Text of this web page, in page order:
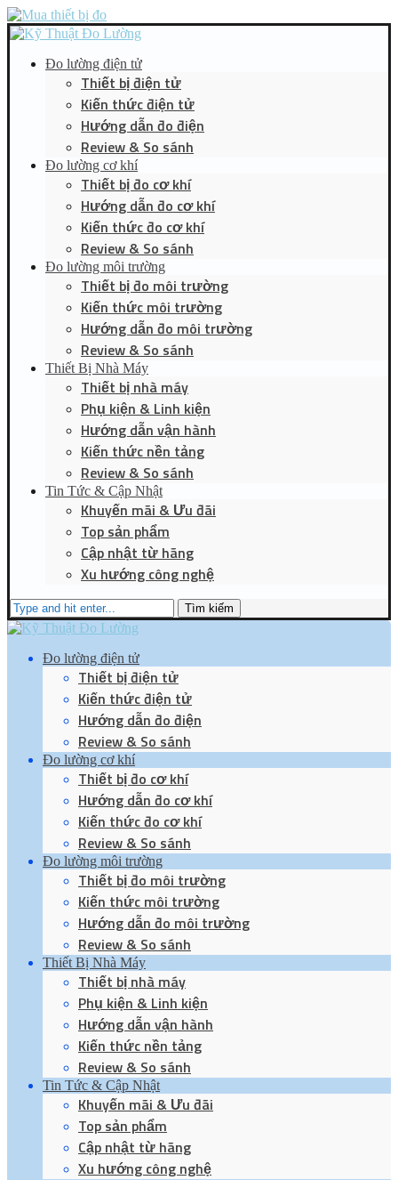
Đo lường điện tử
Thiết bị điện tử
Kiến thức điện tử
Hướng dẫn đo điện
Review & So sánh
Đo lường cơ khí
Thiết bị đo cơ khí
Hướng dẫn đo cơ khí
Kiến thức đo cơ khí
Review & So sánh
Đo lường môi trường
Thiết bị đo môi trường
Kiến thức môi trường
Hướng dẫn đo môi trường
Review & So sánh
Thiết Bị Nhà Máy
Thiết bị nhà máy
Phụ kiện & Linh kiện
Hướng dẫn vận hành
Kiến thức nền tảng
Review & So sánh
Tin Tức & Cập Nhật
Khuyến mãi & Ưu đãi
Top sản phẩm
Cập nhật từ hãng
Xu hướng công nghệ
Tìm kiếm
Đo lường điện tử
Thiết bị điện tử
Kiến thức điện tử
Hướng dẫn đo điện
Review & So sánh
Đo lường cơ khí
Thiết bị đo cơ khí
Hướng dẫn đo cơ khí
Kiến thức đo cơ khí
Review & So sánh
Đo lường môi trường
Thiết bị đo môi trường
Kiến thức môi trường
Hướng dẫn đo môi trường
Review & So sánh
Thiết Bị Nhà Máy
Thiết bị nhà máy
Phụ kiện & Linh kiện
Hướng dẫn vận hành
Kiến thức nền tảng
Review & So sánh
Tin Tức & Cập Nhật
Khuyến mãi & Ưu đãi
Top sản phẩm
Cập nhật từ hãng
Xu hướng công nghệ